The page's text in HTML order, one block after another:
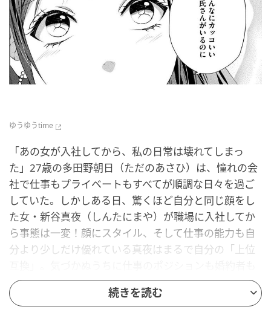
ゆうゆうtime
「あの女が入社してから、私の日常は壊れてしまっ
た」27歳の多田野朝日（ただのあさひ）は、憧れの会
社で仕事もプライベートもすべてが順調な日々を過ご
していた。しかしある日、驚くほど自分と同じ顔をし
た女・新谷真夜（しんたにまや）が職場に入社してか
ら事態は一変！顔にスタイル、そして仕事の能力も自
分より少しだけ優れている真夜はまるで自分の「上位
奪われそうになっていて――。同じ顔をした真夜の恐
ろしき秘密、そして狂気とは？ おぞましき復讐の連鎖
続きを読む